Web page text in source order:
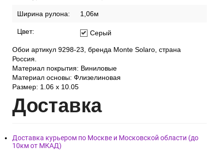
Ширина рулона: 1,06м
Цвет: Серый
Обои артикул 9298-23, бренда Monte Solaro, страна
Россия.
Материал покрытия: Виниловые
Материал основы: Флизелиновая
Размер: 1.06 x 10.05
Доставка
Доставка курьером по Москве и Московской области (до
10км от МКАД)